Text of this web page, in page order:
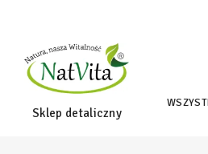
Sklep detaliczny